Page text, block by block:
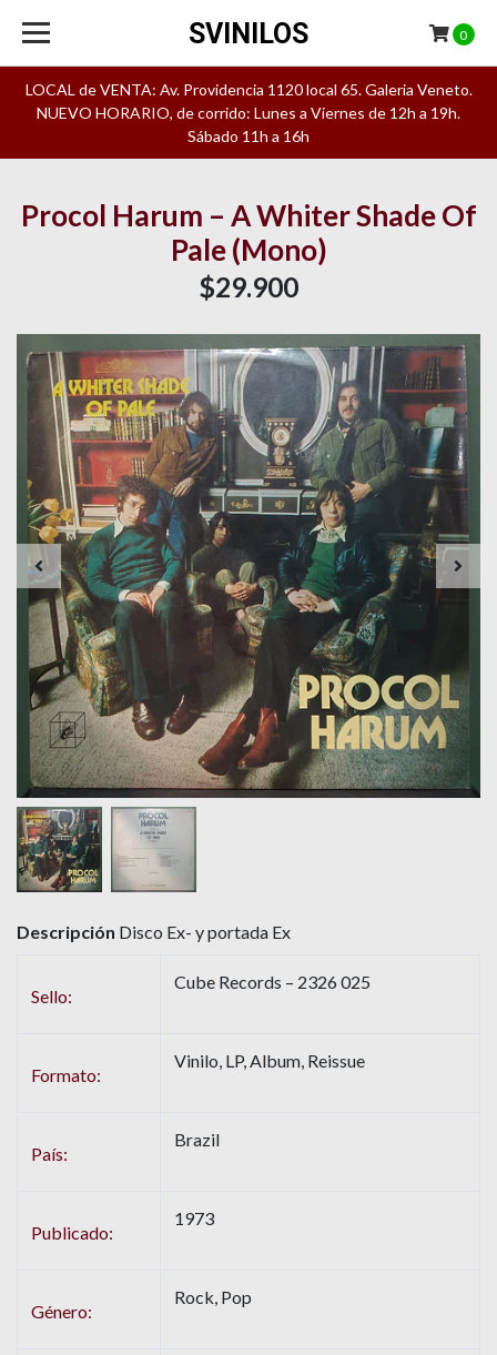
LOCAL de VENTA: Av. Providencia 1120 local 65. Galeria Veneto.
NUEVO HORARIO, de corrido: Lunes a Viernes de 12h a 19h.
Sábado 11h a 16h
SVINILOS 0
Procol Harum – A Whiter Shade Of
Pale (Mono)
$29.900
Descripción Disco Ex- y portada Ex
Sello:
Cube Records – 2326 025
Formato:
Vinilo, LP, Album, Reissue
País:
Brazil
Publicado:
1973
Género:
Rock, Pop